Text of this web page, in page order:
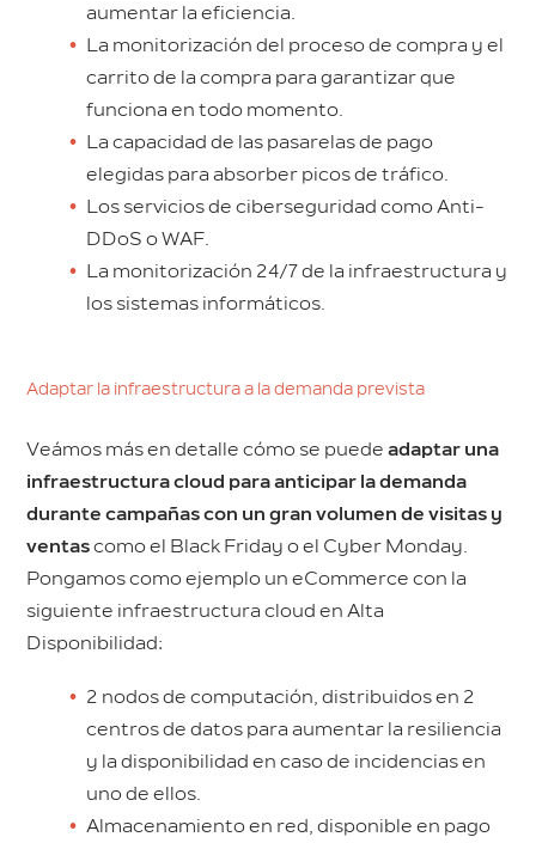
aumentar la eficiencia.
La monitorización del proceso de compra y el
carrito de la compra para garantizar que
funciona en todo momento.
La capacidad de las pasarelas de pago
elegidas para absorber picos de tráfico.
Los servicios de ciberseguridad como Anti-
DDoS o WAF.
La monitorización 24/7 de la infraestructura y
los sistemas informáticos.
Adaptar la infraestructura a la demanda prevista
Veámos más en detalle cómo se puedeadaptar una
infraestructura cloud para anticipar la demanda
durante campañas con un gran volumen de visitas y
ventascomo el Black Friday o el Cyber Monday.
Pongamos como ejemplo un eCommerce con la
siguiente infraestructura cloud en Alta
Disponibilidad:
2 nodos de computación, distribuidos en 2
centros de datos para aumentar la resiliencia
y la disponibilidad en caso de incidencias en
uno de ellos.
Almacenamiento en red, disponible en pago